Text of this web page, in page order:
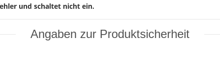
und schaltet nicht ein.
Angaben zur Produktsicherheit